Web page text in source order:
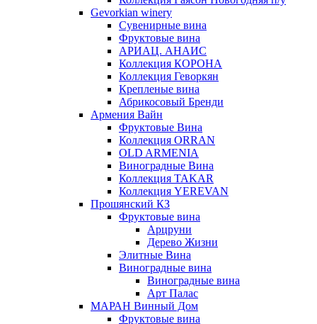
Gevorkian winery
Сувенирные вина
Фруктовые вина
АРИАЦ. АНАИС
Коллекция КОРОНА
Коллекция Геворкян
Крепленые вина
Абрикосовый Бренди
Армения Вайн
Фруктовые Вина
Коллекция ORRAN
OLD ARMENIA
Виноградные Вина
Коллекция TAKAR
Коллекция YEREVAN
Прошянский КЗ
Фруктовые вина
Арцруни
Дерево Жизни
Элитные Вина
Виноградные вина
Виноградные вина
Арт Палас
МАРАН Винный Дом
Фруктовые вина